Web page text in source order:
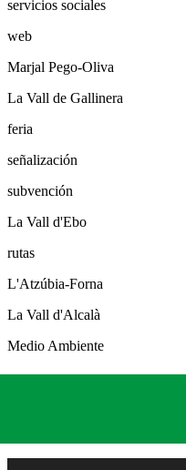
servicios sociales
web
Marjal Pego-Oliva
La Vall de Gallinera
feria
señalización
subvención
La Vall d'Ebo
rutas
L'Atzúbia-Forna
La Vall d'Alcalà
Medio Ambiente